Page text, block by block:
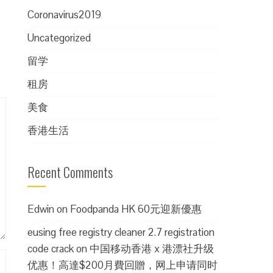
Coronavirus2019
Uncategorized
留学
租房
美食
香港生活
Recent Comments
Edwinon Foodpanda HK 60元迎新優惠
eusing free registry cleaner 2.7 registration
code crackon 中国移动香港 x 港漂社升级
优惠！高達$200月費回贈，网上申请同时